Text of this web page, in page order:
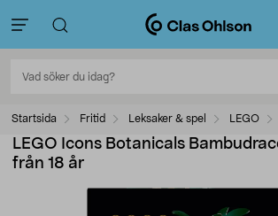
Startsida Fritid Leksaker & spel LEGO
LEGO Icons Botanicals
från 18 år